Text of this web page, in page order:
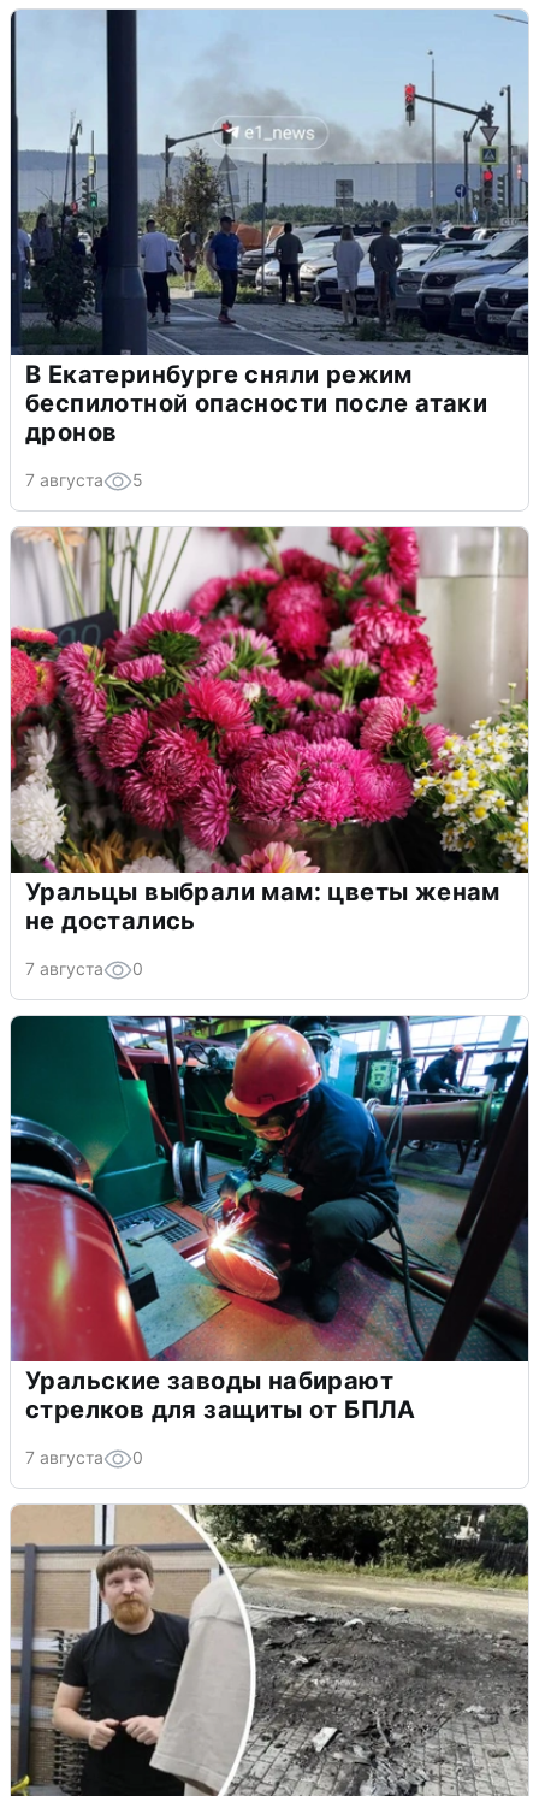
В Екатеринбурге сняли режим
беспилотной опасности после атаки
дронов
7 августа 5
Уральцы выбрали мам: цветы женам
не достались
7 августа 0
Уральские заводы набирают
стрелков для защиты от БПЛА
7 августа 0